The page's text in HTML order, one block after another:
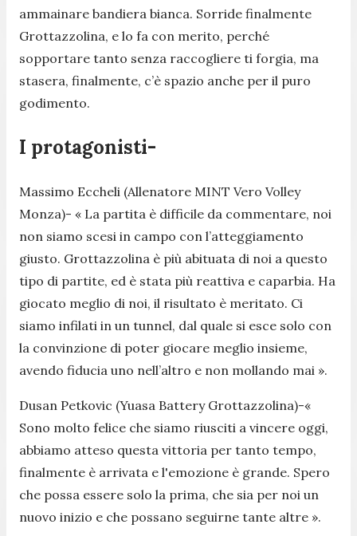
ammainare bandiera bianca. Sorride finalmente
Grottazzolina, e lo fa con merito, perché
sopportare tanto senza raccogliere ti forgia, ma
stasera, finalmente, c’è spazio anche per il puro
godimento.
I protagonisti-
Massimo Eccheli (Allenatore MINT Vero Volley
Monza)- « La partita è difficile da commentare, noi
non siamo scesi in campo con l’atteggiamento
giusto. Grottazzolina è più abituata di noi a questo
tipo di partite, ed è stata più reattiva e caparbia. Ha
giocato meglio di noi, il risultato è meritato. Ci
siamo infilati in un tunnel, dal quale si esce solo con
la convinzione di poter giocare meglio insieme,
avendo fiducia uno nell’altro e non mollando mai ».
Dusan Petkovic (Yuasa Battery Grottazzolina)-«
Sono molto felice che siamo riusciti a vincere oggi,
abbiamo atteso questa vittoria per tanto tempo,
finalmente è arrivata e l'emozione è grande. Spero
che possa essere solo la prima, che sia per noi un
nuovo inizio e che possano seguirne tante altre ».